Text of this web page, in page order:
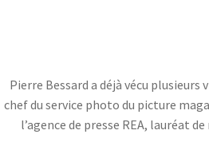
Pierre Bessard a déjà vécu
chef du service photo du picture
l’agence de presse REA, lauréat